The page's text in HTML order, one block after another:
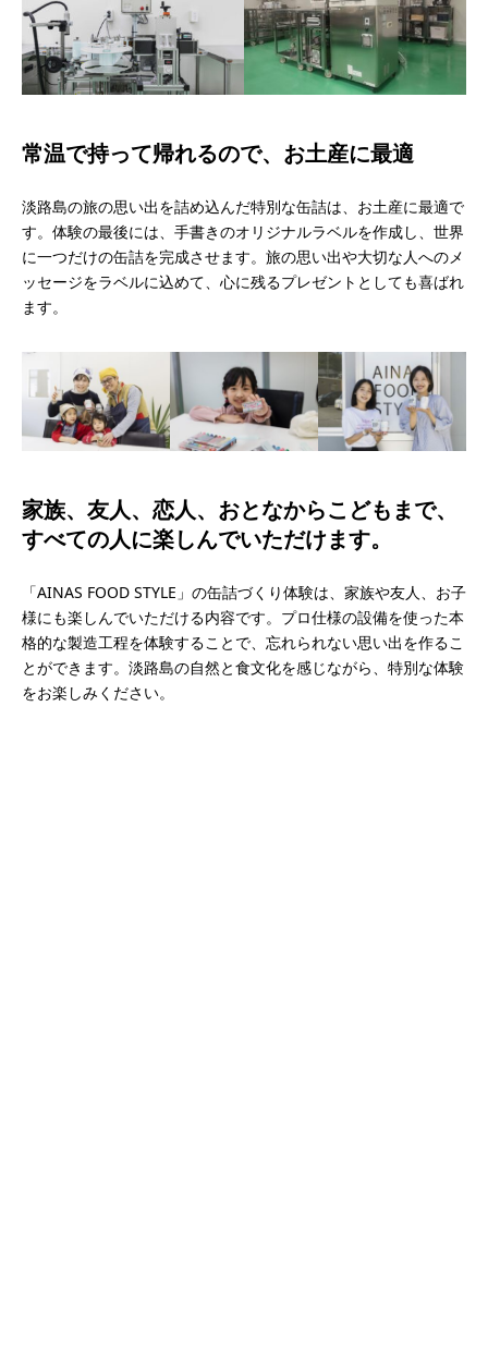
常温で持って帰れるので、お土産に最適
淡路島の旅の思い出を詰め込んだ特別な缶詰は、お土産に最適で
す。体験の最後には、手書きのオリジナルラベルを作成し、世界
に一つだけの缶詰を完成させます。旅の思い出や大切な人へのメ
ッセージをラベルに込めて、心に残るプレゼントとしても喜ばれ
ます。
家族、友人、恋人、おとなからこどもまで、
すべての人に楽しんでいただけます。
「AINAS FOOD STYLE」の缶詰づくり体験は、家族や友人、お子
様にも楽しんでいただける内容です。プロ仕様の設備を使った本
格的な製造工程を体験することで、忘れられない思い出を作るこ
とができます。淡路島の自然と食文化を感じながら、特別な体験
をお楽しみください。